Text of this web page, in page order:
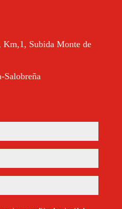
Km,1, Subida Monte de
Salobreña